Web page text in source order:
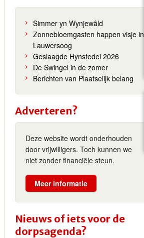
Simmer yn Wynjewâld
Zonnebloemgasten happen visje in
Lauwersoog
Geslaagde Hynstedei 2026
De Swingel in de zomer
Berichten van Plaatselijk belang
Adverteren?
Deze website wordt onderhouden
door vrijwilligers. Toch kunnen we
niet zonder financiële steun.
Meer informatie
Nieuws of iets voor de
dorpsagenda?